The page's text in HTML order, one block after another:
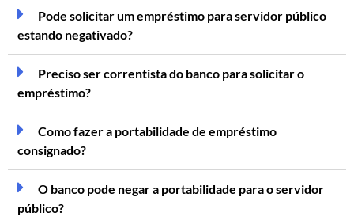
Pode solicitar um empréstimo para servidor público
estando negativado?
Preciso ser correntista do banco para solicitar o
empréstimo?
Como fazer a portabilidade de empréstimo
consignado?
O banco pode negar a portabilidade para o servidor
público?